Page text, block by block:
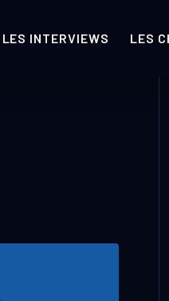
LES INTERVIEWS LES